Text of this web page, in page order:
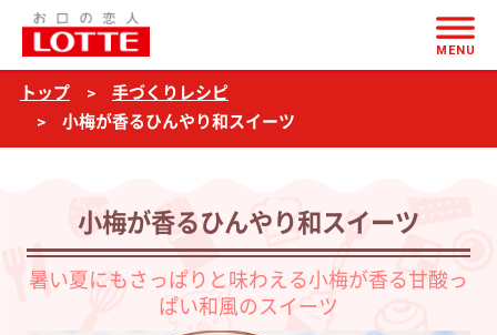
小
梅
が
香
ん
や
MENU
トップ
手づくりレシピ
小梅が香るひんやり和スイーツ
小梅が香るひんやり和スイーツ
暑い夏にもさっぱりと味わえる小梅が香る甘酸っ
ぱい和風のスイーツ